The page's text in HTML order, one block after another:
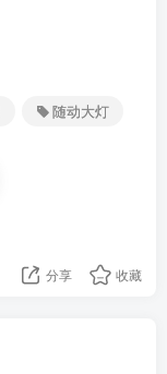
随动大灯
分享 收藏